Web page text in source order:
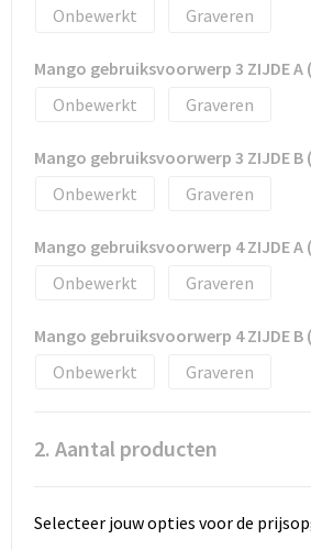
Vrije tijd en reizen
Sport
Onbewerkt
Graveren
Mango gebruiksvoorwerp 3 ZIJDE A
Onbewerkt
Graveren
Mango gebruiksvoorwerp 3 ZIJDE B
Onbewerkt
Graveren
Mango gebruiksvoorwerp 4 ZIJDE A
Onbewerkt
Graveren
Mango gebruiksvoorwerp 4 ZIJDE B
Onbewerkt
Graveren
2. Aantal producten
Selecteer jouw opties voor de